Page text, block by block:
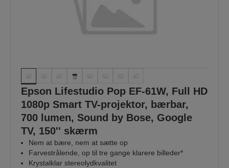
Epson Lifestudio Pop EF-61W, Full HD
1080p Smart TV-projektor, bærbar,
700 lumen, Sound by Bose, Google
TV, 150'' skærm
Nem at bære, nem at sætte op
Farvestrålende, op til tre gange klarere billeder*
Krystalklar stereolydkvalitet